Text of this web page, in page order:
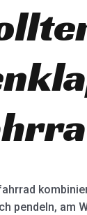
pendeln, am